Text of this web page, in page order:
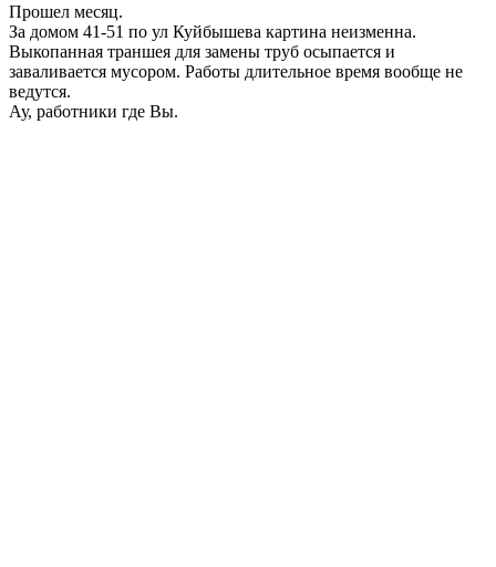
Прошел месяц.
За домом 41-51 по ул Куйбышева картина неизменна.
Выкопанная траншея для замены труб осыпается и
заваливается мусором. Работы длительное время вообще не
ведутся.
Ау, работники где Вы.